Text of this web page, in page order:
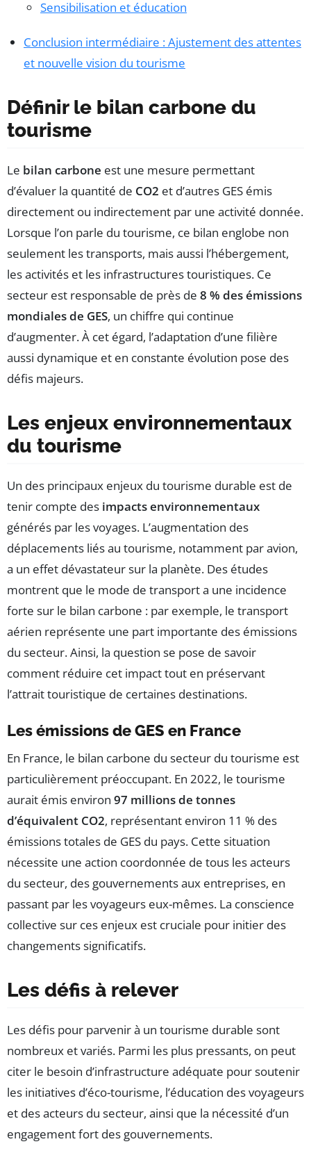
Sensibilisation et éducation
Conclusion intermédiaire : Ajustement des attentes
et nouvelle vision du tourisme
Définir le bilan carbone du
tourisme
Le bilan carbone est une mesure permettant
d’évaluer la quantité de CO2 et d’autres GES émis
directement ou indirectement par une activité donnée.
Lorsque l’on parle du tourisme, ce bilan englobe non
seulement les transports, mais aussi l’hébergement,
les activités et les infrastructures touristiques. Ce
secteur est responsable de près de 8 % des émissions
mondiales de GES, un chiffre qui continue
d’augmenter. À cet égard, l’adaptation d’une filière
aussi dynamique et en constante évolution pose des
défis majeurs.
Les enjeux environnementaux
du tourisme
Un des principaux enjeux du tourisme durable est de
tenir compte des impacts environnementaux
générés par les voyages. L’augmentation des
déplacements liés au tourisme, notamment par avion,
a un effet dévastateur sur la planète. Des études
montrent que le mode de transport a une incidence
forte sur le bilan carbone : par exemple, le transport
aérien représente une part importante des émissions
du secteur. Ainsi, la question se pose de savoir
comment réduire cet impact tout en préservant
l’attrait touristique de certaines destinations.
Les émissions de GES en France
En France, le bilan carbone du secteur du tourisme est
particulièrement préoccupant. En 2022, le tourisme
aurait émis environ 97 millions de tonnes
d’équivalent CO2, représentant environ 11 % des
émissions totales de GES du pays. Cette situation
nécessite une action coordonnée de tous les acteurs
du secteur, des gouvernements aux entreprises, en
passant par les voyageurs eux-mêmes. La conscience
collective sur ces enjeux est cruciale pour initier des
changements significatifs.
Les défis à relever
Les défis pour parvenir à un tourisme durable sont
nombreux et variés. Parmi les plus pressants, on peut
citer le besoin d’infrastructure adéquate pour soutenir
les initiatives d’éco-tourisme, l’éducation des voyageurs
et des acteurs du secteur, ainsi que la nécessité d’un
engagement fort des gouvernements.